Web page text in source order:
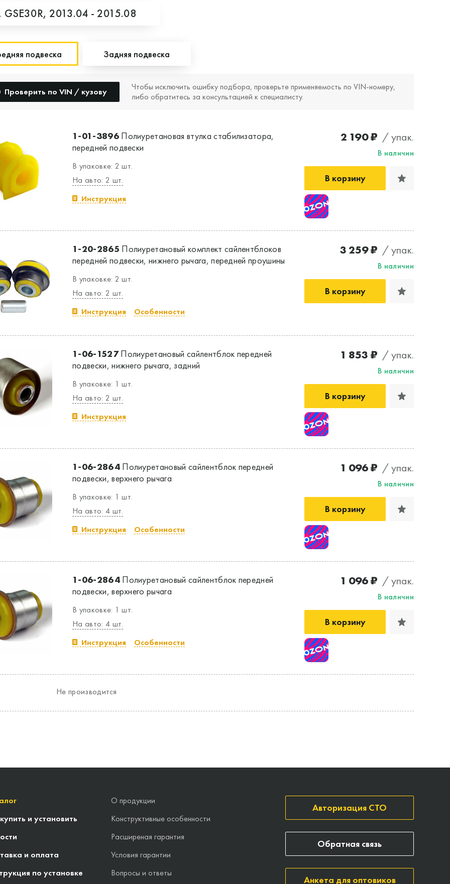
GSE30R, 2013.04 - 2015.08
подвеска Задняя подвеска
Проверить по VIN / кузову
Чтобы исключить ошибку подбора, проверьте применяемость по VIN‑номеру,
либо обратитесь за консультацией к специалисту.
1-01-3896Полиуретановая втулка стабилизатора,
передней подвески
В упаковке: 2 шт.
На авто: 2 шт.
Инструкция
2 190 ₽ / упак.
В наличии
В корзину
1-20-2865 Полиуретановый комплект сайлентблоков
передней подвески, нижнего рычага, передней проушины
В упаковке: 2 шт.
На авто: 2 шт.
Инструкция
Особенности
3 259 ₽ / упак.
В наличии
В корзину
1-06-1527Полиуретановый сайлентблок передней
подвески, нижнего рычага, задний
В упаковке: 1 шт.
На авто: 2 шт.
Инструкция
1 853 ₽ / упак.
В наличии
В корзину
1-06-2864Полиуретановый сайлентблок передней
подвески, верхнего рычага
В упаковке: 1 шт.
На авто: 4 шт.
Инструкция
Особенности
1 096 ₽ / упак.
В наличии
В корзину
1-06-2864Полиуретановый сайлентблок передней
подвески, верхнего рычага
В упаковке: 1 шт.
На авто: 4 шт.
Инструкция
Особенности
1 096 ₽ / упак.
В наличии
В корзину
Не производится
и установить
и оплата
по установке
О продукции
Конструктивные особенности
Расширеная гарантия
Условия гарантии
Вопросы и ответы
Авторизация СТО
Анкета для оптовиков
Обратная связь